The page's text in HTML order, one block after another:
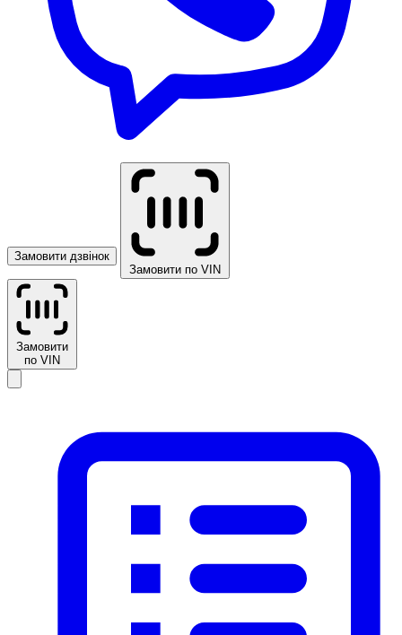
Замовити дзвінок
Замовити по VIN
Замовити
по VIN